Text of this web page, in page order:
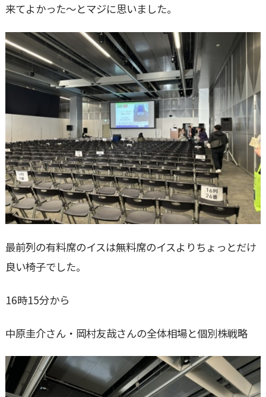
来てよかった～とマジに思いました。
最前列の有料席のイスは無料席のイスよりちょっとだけ
良い椅子でした。
16時15分から
中原圭介さん・岡村友哉さんの全体相場と個別株戦略